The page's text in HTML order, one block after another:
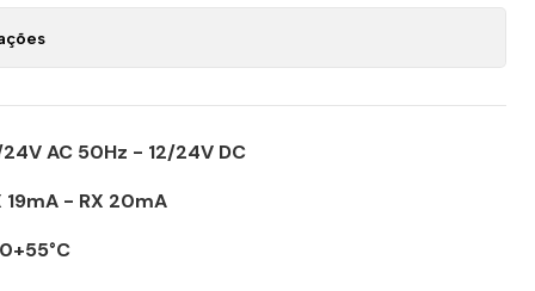
24V AC 50Hz - 12/24V DC
19mA - RX 20mA